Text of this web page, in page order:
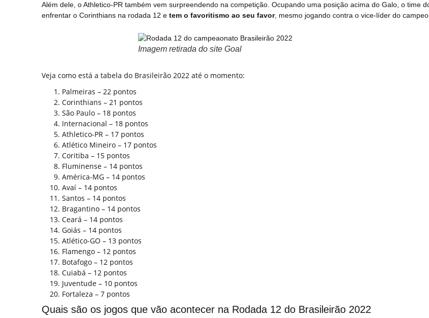
Além dele, o Athletico-PR também vem surpreendendo na competição. Ocupando uma posição acima do Galo, o time
enfrentar o Corinthians na rodada 12 e tem o favoritismo ao seu favor, mesmo jogando contra o vice-líder do
Imagem retirada do site Goal
Veja como está a tabela do Brasileirão 2022 até o momento:
Palmeiras – 22 pontos
Corinthians – 21 pontos
São Paulo – 18 pontos
Internacional – 18 pontos
Athletico-PR – 17 pontos
Atlético Mineiro – 17 pontos
Coritiba – 15 pontos
Fluminense – 14 pontos
América-MG – 14 pontos
Avaí – 14 pontos
Santos – 14 pontos
Bragantino – 14 pontos
Ceará – 14 pontos
Goiás – 14 pontos
Atlético-GO – 13 pontos
Flamengo – 12 pontos
Botafogo – 12 pontos
Cuiabá – 12 pontos
Juventude – 10 pontos
Fortaleza – 7 pontos
Quais são os jogos que vão acontecer na Rodada 12 do Brasileirão 2022